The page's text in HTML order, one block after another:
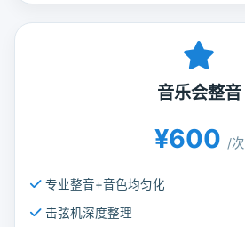
音乐会整音
¥600 /次
专业整音+音色均匀化
击弦机深度整理